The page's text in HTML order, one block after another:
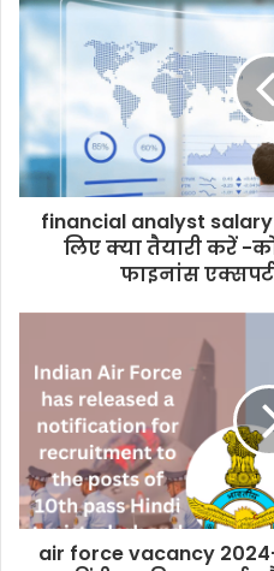
financial analyst
लिए क्या तैयारी करें -
फाइनांस
air force vacancy